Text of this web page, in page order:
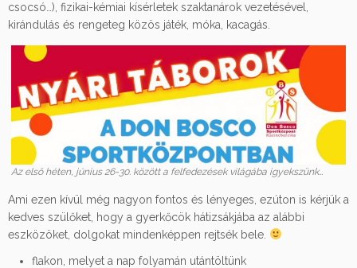
csocsó…), fizikai-kémiai kísérletek szaktanárok vezetésével,
kirándulás és rengeteg közös játék, móka, kacagás.
Az első héten, június 26-30. között a felfedezések világába igyekszünk…
Ami ezen kívül még nagyon fontos és lényeges, ezúton is kérjük a
kedves szülőket, hogy a gyerkőcök hátizsákjába az alábbi
eszközöket, dolgokat mindenképpen rejtsék bele.
flakon, melyet a nap folyamán utántöltünk